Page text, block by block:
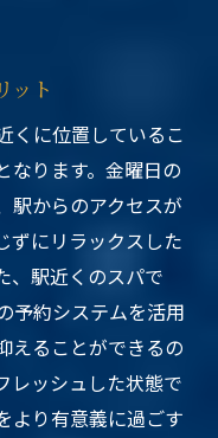
ット
くに位置しているこ
なります。金曜日の
駅からのアクセスが
ずにリラックスした
、駅近くのスパで
予約システムを活用
えることができるの
レッシュした状態で
より有意義に過ごす